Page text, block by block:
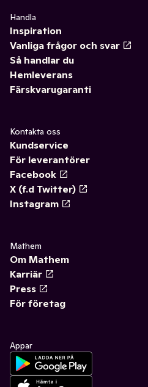
Handla
Inspiration
Vanliga frågor och svar
Så handlar du
Hemleverans
Färskvarugaranti
Kontakta oss
Kundservice
För leverantörer
Facebook
X (f.d Twitter)
Instagram
Mathem
Om Mathem
Karriär
Press
För företag
Appar